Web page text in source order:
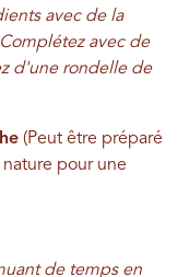
avec de la
avec de
d'une rondelle de
(Peut être préparé
pour une
de temps en